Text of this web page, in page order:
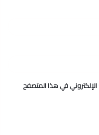
في هذا المتصفح